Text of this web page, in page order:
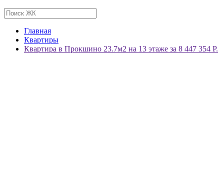
Главная
Квартиры
Квартира в Прокшино 23.7м2 на 13 этаже за 8 447 354 Р.